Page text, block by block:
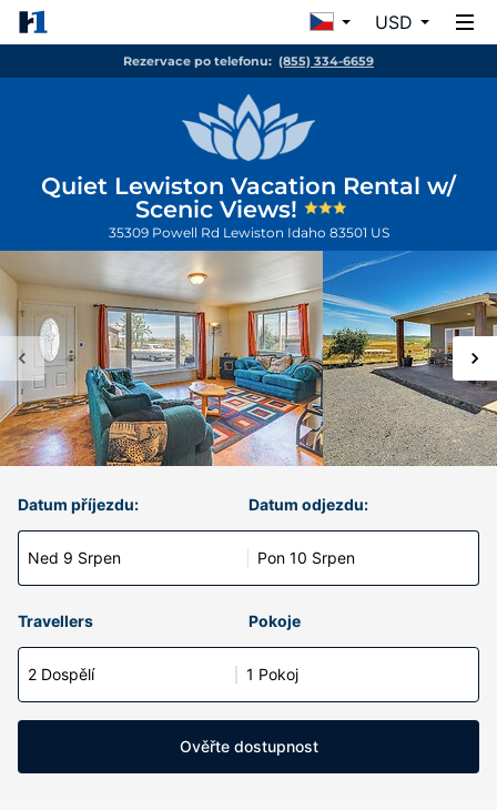
USD
Rezervace po telefonu: (855) 334-6659
Quiet Lewiston Vacation Rental w/
Scenic Views!
35309 Powell Rd Lewiston Idaho 83501 US
Datum příjezdu:
Ned 9 Srpen
Datum odjezdu:
Pon 10 Srpen
Travellers Pokoje
2 Dospělí 1 Pokoj
Ověřte dostupnost